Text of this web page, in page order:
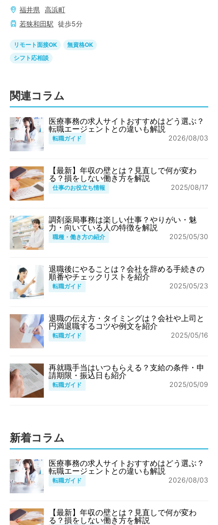
福井県
高浜町
若狭和田駅 徒歩5分
リモート面接OK
無資格OK
シフト応相談
関連コラム
医療事務の求人サイトおすすめはどう選ぶ？
転職エージェントとの違いも解説
転職ガイド 2026/08/03
【最新】年収の壁とは？見直しで何が変わ
る？損をしない働き方を解説
仕事のお役立ち情報 2025/08/17
調剤薬局事務は楽しい仕事？やりがい・魅
力・向いている人の特徴を解説
職種・働き方の紹介 2025/05/30
退職後にやることは？会社を辞める手続きの
順番やチェックリストを紹介
転職ガイド 2025/05/23
退職の伝え方・タイミングは？会社や上司と
円満退職するコツや例文を紹介
転職ガイド 2025/05/16
再就職手当はいつもらえる？支給の条件・申
請期限・振込日も紹介
転職ガイド 2025/05/09
新着コラム
医療事務の求人サイトおすすめはどう選ぶ？
転職エージェントとの違いも解説
転職ガイド 2026/08/03
【最新】年収の壁とは？見直しで何が変わ
る？損をしない働き方を解説